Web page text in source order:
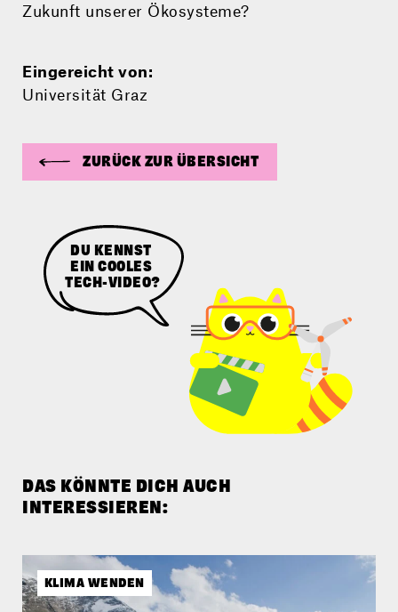
Zukunft unserer Ökosysteme?
Eingereicht von:
Universität Graz
ZURÜCK ZUR ÜBERSICHT
SENDE UNS
DEN LINK
ZUM VIDEO.
DAS KÖNNTE DICH AUCH
INTERESSIEREN:
KLIMA WENDEN